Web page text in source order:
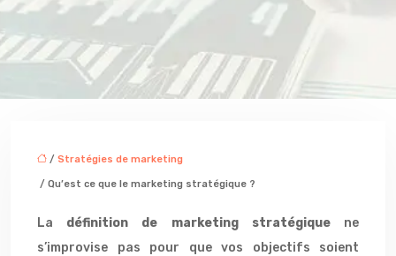
/ Stratégies de marketing
/ Qu’est ce que le marketing stratégique ?
La définition de marketing stratégique ne
s’improvise pas pour que vos objectifs soient